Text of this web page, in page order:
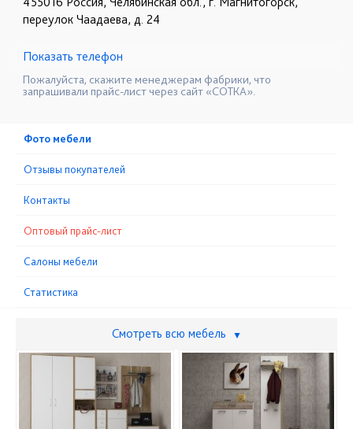
переулок Чаадаева, д. 24
☎+7 (351) 939-03-53
Показать телефон
Пожалуйста, скажите менеджерам фабрики, что
запрашивали прайс-лист через сайт «СОТКА».
Фото мебели
Отзывы покупателей
Контакты
Оптовый прайс-лист
Cалоны мебели
Статистика
Смотреть всю мебель ▼